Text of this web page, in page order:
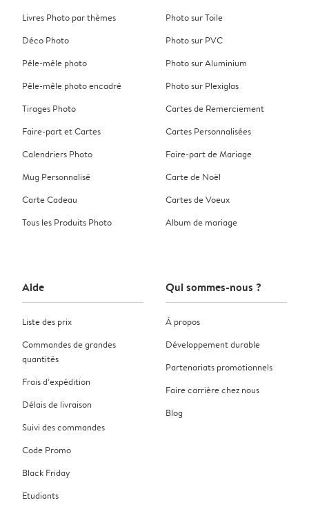
Livres Photo par thèmes
Déco Photo
Pêle-mêle photo
Pêle-mêle photo encadré
Tirages Photo
Faire-part et Cartes
Calendriers Photo
Mug Personnalisé
Carte Cadeau
Tous les Produits Photo
Photo sur Toile
Photo sur PVC
Photo sur Aluminium
Photo sur Plexiglas
Cartes de Remerciement
Cartes Personnalisées
Faire-part de Mariage
Carte de Noël
Cartes de Voeux
Album de mariage
Aide
Liste des prix
Commandes de grandes
quantités
Frais d’expédition
Délais de livraison
Suivi des commandes
Code Promo
Black Friday
Etudiants
Qui sommes-nous ?
À propos
Développement durable
Partenariats promotionnels
Faire carrière chez nous
Blog